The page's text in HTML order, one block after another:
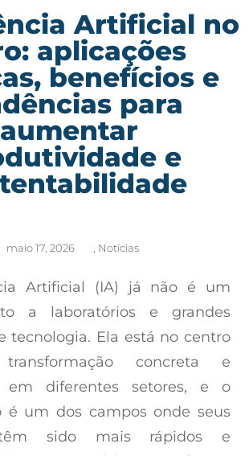
Artificial no
aplicações
benefícios e
para
aumentar
e
maio 17, 2026 Notícias
Artificial (IA) já não é um
a laboratórios e grandes
tecnologia. Ela está no centro
concreta e
em diferentes setores, e o
é um dos campos onde seus
sido mais rápidos e